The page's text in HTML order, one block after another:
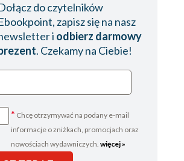
do czytelników
zapisz się na nasz
i odbierz darmowy
. Czekamy na Ciebie!
* Chcę otrzymywać na podany e-mail
informacje o zniżkach, promocjach oraz
nowościach wydawniczych. więcej »